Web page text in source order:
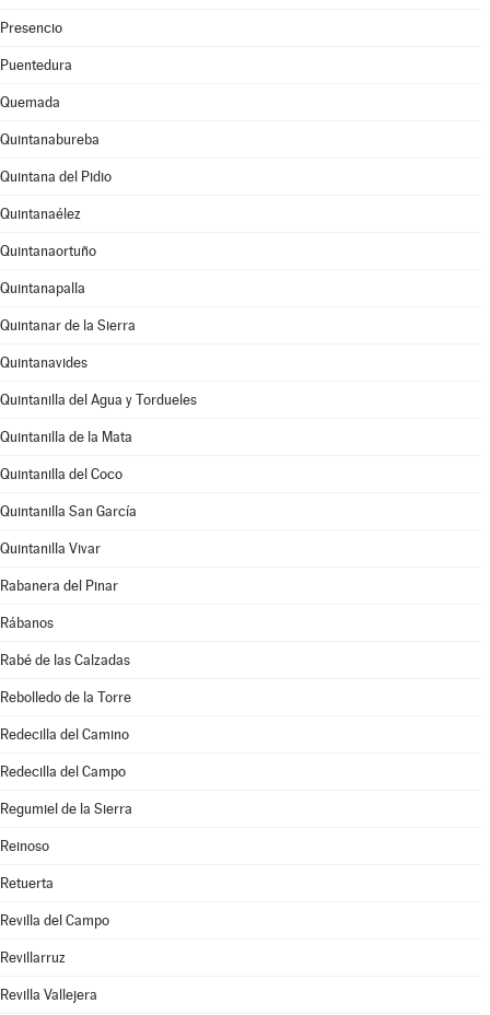
Presencio
Puentedura
Quemada
Quintanabureba
Quintana del Pidio
Quintanaélez
Quintanaortuño
Quintanapalla
Quintanar de la Sierra
Quintanavides
Quintanilla del Agua y Tordueles
Quintanilla de la Mata
Quintanilla del Coco
Quintanilla San García
Quintanilla Vivar
Rabanera del Pinar
Rábanos
Rabé de las Calzadas
Rebolledo de la Torre
Redecilla del Camino
Redecilla del Campo
Regumiel de la Sierra
Reinoso
Retuerta
Revilla del Campo
Revillarruz
Revilla Vallejera